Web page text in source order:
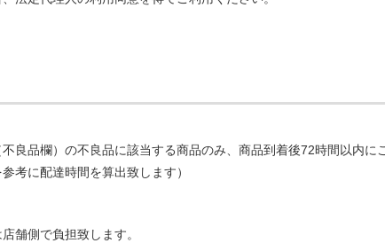
良品欄）の不良品に該当する商品のみ、商品到着後72時間以内に
参考に配達時間を算出致します）
舗側で負担致します。